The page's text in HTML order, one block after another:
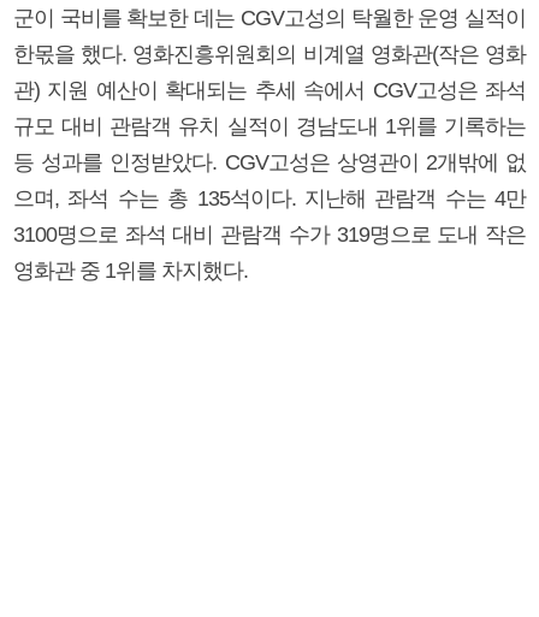
군이 국비를 확보한 데는 CGV고성의 탁월한 운영 실적이
한몫을 했다. 영화진흥위원회의 비계열 영화관(작은 영화
관) 지원 예산이 확대되는 추세 속에서 CGV고성은 좌석
규모 대비 관람객 유치 실적이 경남도내 1위를 기록하는
등 성과를 인정받았다. CGV고성은 상영관이 2개밖에 없
으며, 좌석 수는 총 135석이다. 지난해 관람객 수는 4만
3100명으로 좌석 대비 관람객 수가 319명으로 도내 작은
영화관 중 1위를 차지했다.